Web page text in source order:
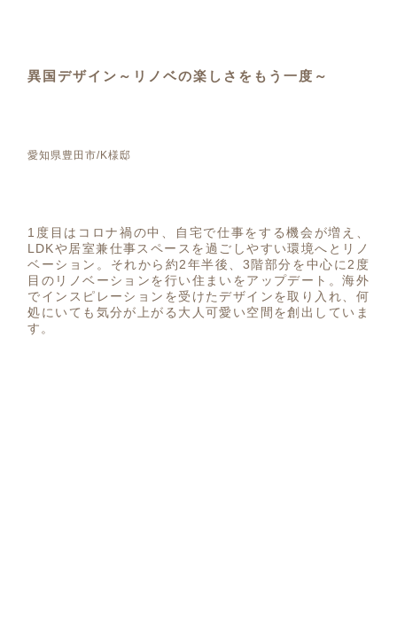
異国デザイン～リノベの楽しさをもう一度～
愛知県豊田市/K様邸
1度目はコロナ禍の中、自宅で仕事をする機会が増え、
LDKや居室兼仕事スペースを過ごしやすい環境へとリノ
ベーション。それから約2年半後、3階部分を中心に2度
目のリノベーションを行い住まいをアップデート。海外
でインスピレーションを受けたデザインを取り入れ、何
処にいても気分が上がる大人可愛い空間を創出していま
す。